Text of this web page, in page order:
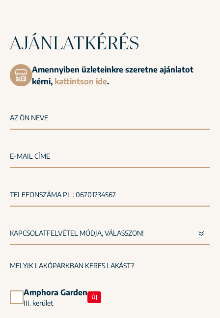
AJÁNLATKÉRÉS
Amennyiben üzleteinkre szeretne ajánlatot
kérni, kattintson ide.
AZ ÖN NEVE
E-MAIL CÍME
TELEFONSZÁMA PL.: 06701234567
MELYIK LAKÓPARKBAN KERES LAKÁST?
Amphora Garden
III. kerület
ÚJ